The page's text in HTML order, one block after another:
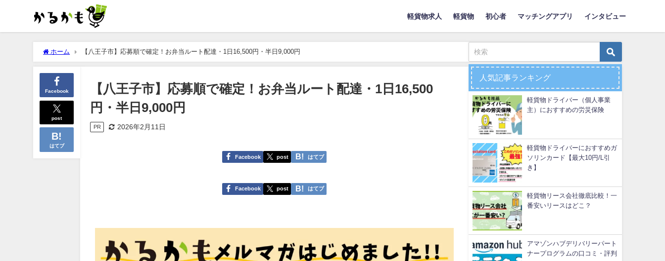
軽貨物求人 軽貨物 初心者 マッチングアプリ インタビュー
ホーム 【八王子市】応募順で確定！お弁当ルート配達・1日16,500円・半日9,000円
Facebook
post
はてブ
【八王子市】応募順で確定！お弁当ルート配達・1日16,500
円・半日9,000円
PR 2026年2月11日
Facebook post はてブ
Facebook post はてブ
人気記事ランキング
軽貨物ドライバー（個人事業
主）におすすめの労災保険
軽貨物ドライバーにおすすめガ
ソリンカード【最大10円/L引
き】
軽貨物リース会社徹底比較！一
番安いリースはどこ？
アマゾンハブデリバリーパート
ナープログラムの口コミ・評判